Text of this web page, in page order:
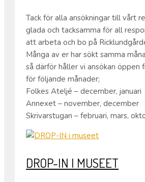
Tack för alla ansökningar till vårt
glada och tacksamma för all
att arbeta och bo på
Många av er har sökt samma
så därför håller vi ansökan öppen
för följande månader;
Folkes Ateljé – december, januari
Annexet – november, december
Skrivarstugan – februari, mars,
DROP-IN I MUSEET